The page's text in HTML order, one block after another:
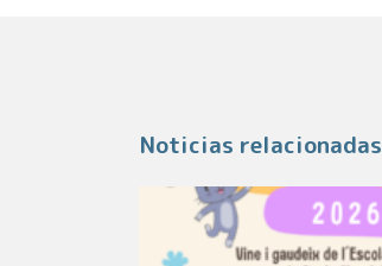
Noticias relacionadas